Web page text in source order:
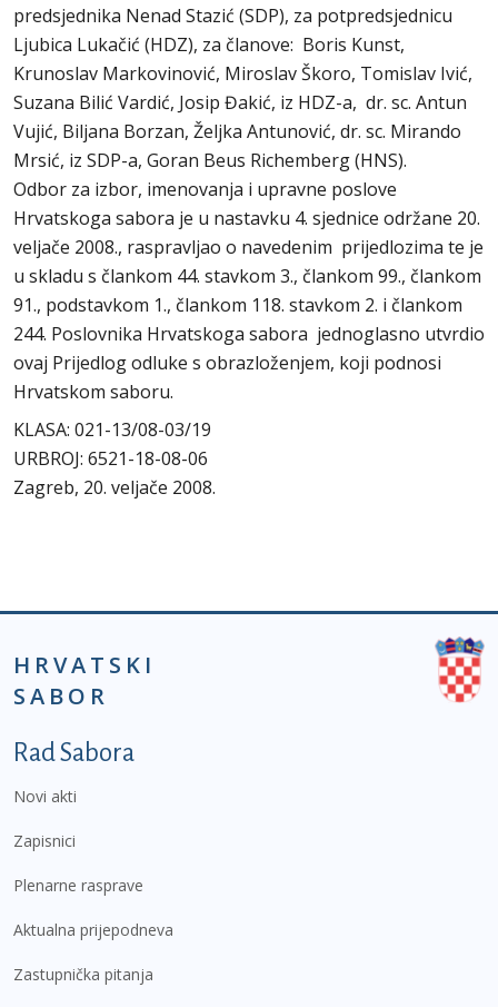
predsjednika Nenad Stazić (SDP), za potpredsjednicu
Ljubica Lukačić (HDZ), za članove: Boris Kunst,
Krunoslav Markovinović, Miroslav Škoro, Tomislav Ivić,
Suzana Bilić Vardić, Josip Đakić, iz HDZ-a, dr. sc. Antun
Vujić, Biljana Borzan, Željka Antunović, dr. sc. Mirando
Mrsić, iz SDP-a, Goran Beus Richemberg (HNS).
Odbor za izbor, imenovanja i upravne poslove
Hrvatskoga sabora je u nastavku 4. sjednice održane 20.
veljače 2008., raspravljao o navedenim prijedlozima te je
u skladu s člankom 44. stavkom 3., člankom 99., člankom
91., podstavkom 1., člankom 118. stavkom 2. i člankom
244. Poslovnika Hrvatskoga sabora jednoglasno utvrdio
ovaj Prijedlog odluke s obrazloženjem, koji podnosi
Hrvatskom saboru.
KLASA: 021-13/08-03/19
URBROJ: 6521-18-08-06
Zagreb, 20. veljače 2008.
HRVATSKI
SABOR
Podnožje prvi izbornik
Rad Sabora
Novi akti
Zapisnici
Plenarne rasprave
Aktualna prijepodneva
Zastupnička pitanja